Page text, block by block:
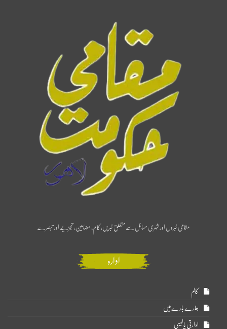
مقامی خبروں اور شہری مسائل سے متعلق خبریں، کالم، مضامین، تجزیے اور تبصرے
ادارہ
کالم
ہمارے بارے میں
ادارتی پالیسی